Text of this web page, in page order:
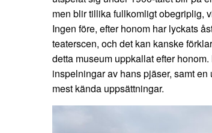
men blir tillika fullkomligt obegriplig,
Ingen före, efter honom har lyckats
teaterscen, och det kan kanske
detta museum uppkallat efter
inspelningar av hans pjäser, samt
mest kända uppsättningar.